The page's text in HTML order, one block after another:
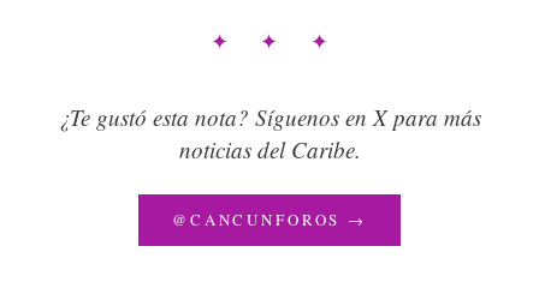
✦ ✦ ✦
¿Te gustó esta nota? Síguenos en X para más
noticias del Caribe.
@CANCUNFOROS →